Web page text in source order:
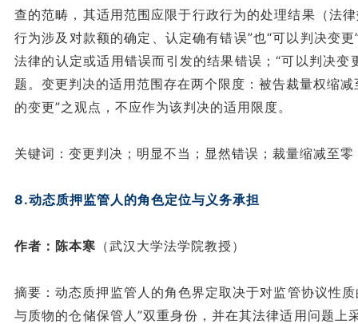
查的范畴，其适用范围应限于行政行为的处理结果（法
行为涉及对款额的确定、认定确有错误”也“可以判决变
法律的认定或适用错误而引发的结果错误；“可以判决
题。变更判决的适用范围存在两个限度：被告裁量权缩
的变更”之观点，不应作为该判决的适用限度。
关键词：变更判决；明显不当；显然错误；裁量缩减至
8.动态质押监管人的角色定位与义务承担
作者：陈本寒 （武汉大学法学院教授）
摘要：动态质押监管人的角色界定取决于对监管协议性
与质物的仓储保管人”双重身份，并在其法律适用问题